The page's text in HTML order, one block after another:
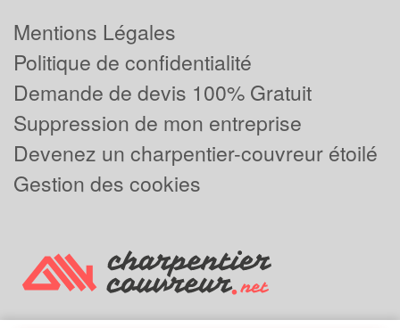
Mentions Légales
Politique de confidentialité
Demande de devis 100% Gratuit
Suppression de mon entreprise
Devenez un charpentier-couvreur étoilé
Gestion des cookies